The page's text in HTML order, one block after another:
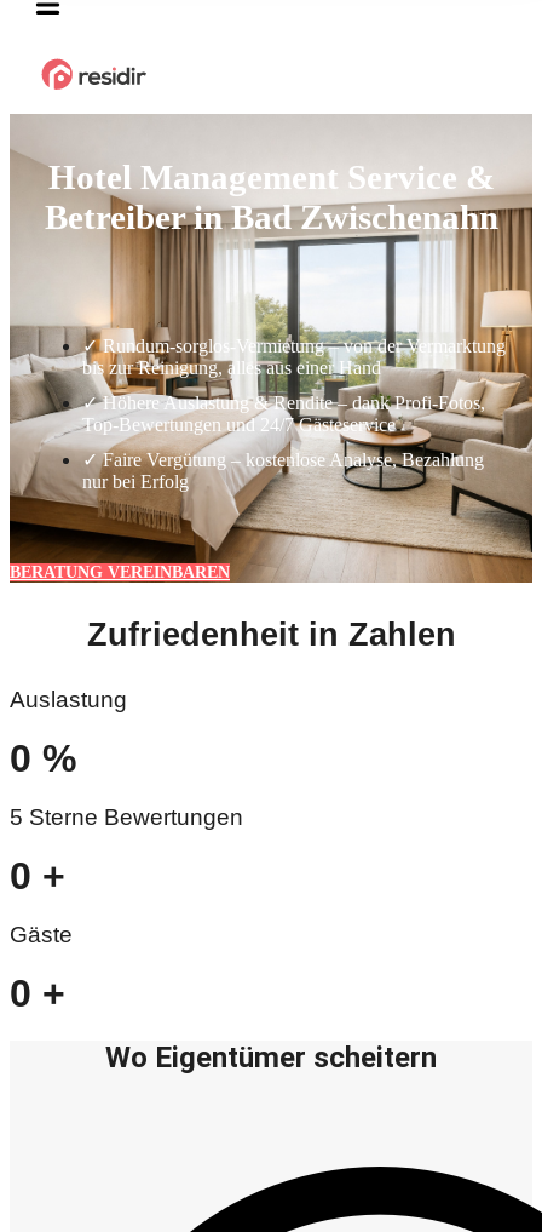
Hotel Management Service &
Betreiber in Bad Zwischenahn
✓ Rundum-sorglos-Vermietung – von der Vermarktung
bis zur Reinigung, alles aus einer Hand
✓ Höhere Auslastung & Rendite – dank Profi-Fotos,
Top-Bewertungen und 24/7 Gästeservice
✓ Faire Vergütung – kostenlose Analyse, Bezahlung
nur bei Erfolg
BERATUNG VEREINBAREN
Zufriedenheit in Zahlen
Auslastung
0 %
5 Sterne Bewertungen
0 +
Gäste
0 +
Wo Eigentümer scheitern